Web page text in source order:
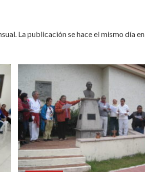
La publicación se hace el mismo día en